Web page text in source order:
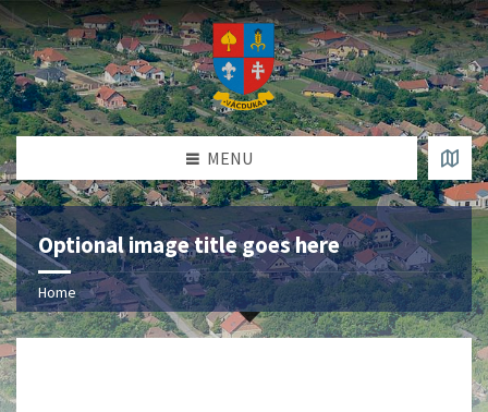
MENU
Optional image title goes here
Home